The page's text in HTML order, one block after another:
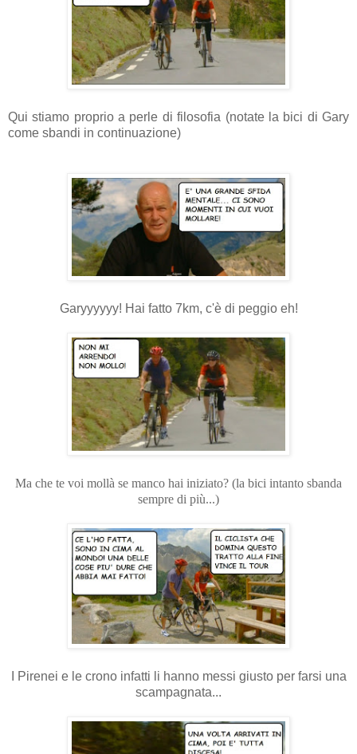
Qui stiamo proprio a perle di filosofia (notate la bici di Gary
come sbandi in continuazione)
Garyyyyyy! Hai fatto 7km, c'è di peggio eh!
Ma che te voi mollà se manco hai iniziato? (la bici intanto sbanda
sempre di più...)
I Pirenei e le crono infatti li hanno messi giusto per farsi una
scampagnata...